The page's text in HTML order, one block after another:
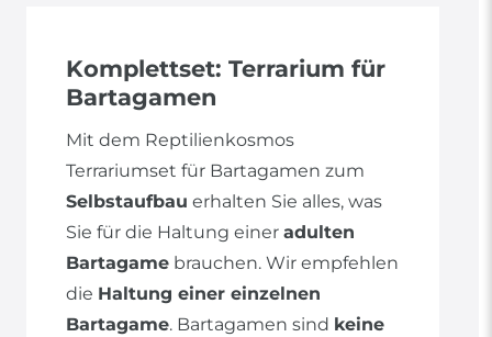
Komplettset: Terrarium für
Bartagamen
Mit dem Reptilienkosmos
Terrariumset für Bartagamen zum
Selbstaufbau erhalten Sie alles, was
Sie für die Haltung einer adulten
Bartagame brauchen. Wir empfehlen
die Haltung einer einzelnen
Bartagame. Bartagamen sind keine